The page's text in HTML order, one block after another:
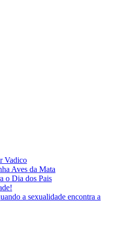
Vadico
Aves da Mata
o Dia dos Pais
a sexualidade encontra a